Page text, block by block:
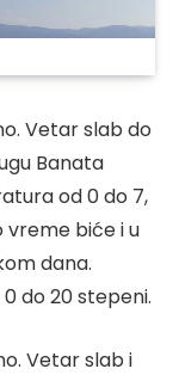
Vetar slab do
Banata
od 0 do 7,
vreme biće i u
dana.
do 20 stepeni.
Vetar slab i